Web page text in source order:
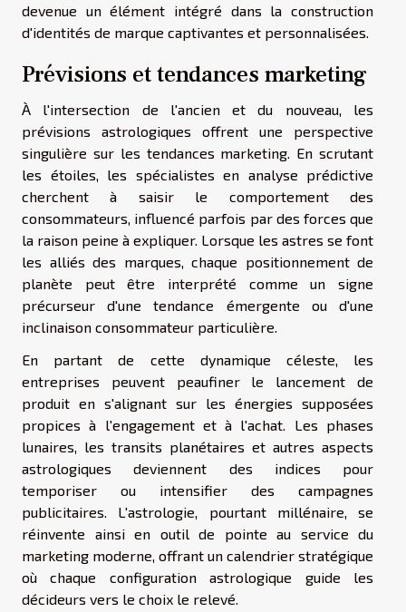
devenue un élément intégré dans la construction
d'identités de marque captivantes et personnalisées.
Prévisions et tendances marketing
À l'intersection de l'ancien et du nouveau, les
prévisions astrologiques offrent une perspective
singulière sur les tendances marketing. En scrutant
les étoiles, les spécialistes en analyse prédictive
cherchent à saisir le comportement des
consommateurs, influencé parfois par des forces que
la raison peine à expliquer. Lorsque les astres se font
les alliés des marques, chaque positionnement de
planète peut être interprété comme un signe
précurseur d'une tendance émergente ou d'une
inclinaison consommateur particulière.
En partant de cette dynamique céleste, les
entreprises peuvent peaufiner le lancement de
produit en s'alignant sur les énergies supposées
propices à l'engagement et à l'achat. Les phases
lunaires, les transits planétaires et autres aspects
astrologiques deviennent des indices pour
temporiser ou intensifier des campagnes
publicitaires. L'astrologie, pourtant millénaire, se
réinvente ainsi en outil de pointe au service du
marketing moderne, offrant un calendrier stratégique
où chaque configuration astrologique guide les
décideurs vers le choix le relevé.